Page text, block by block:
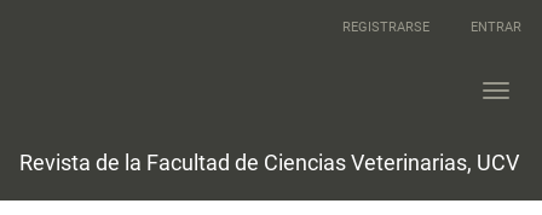
REGISTRARSE ENTRAR
Revista de la Facultad de Ciencias Veterinarias, UCV